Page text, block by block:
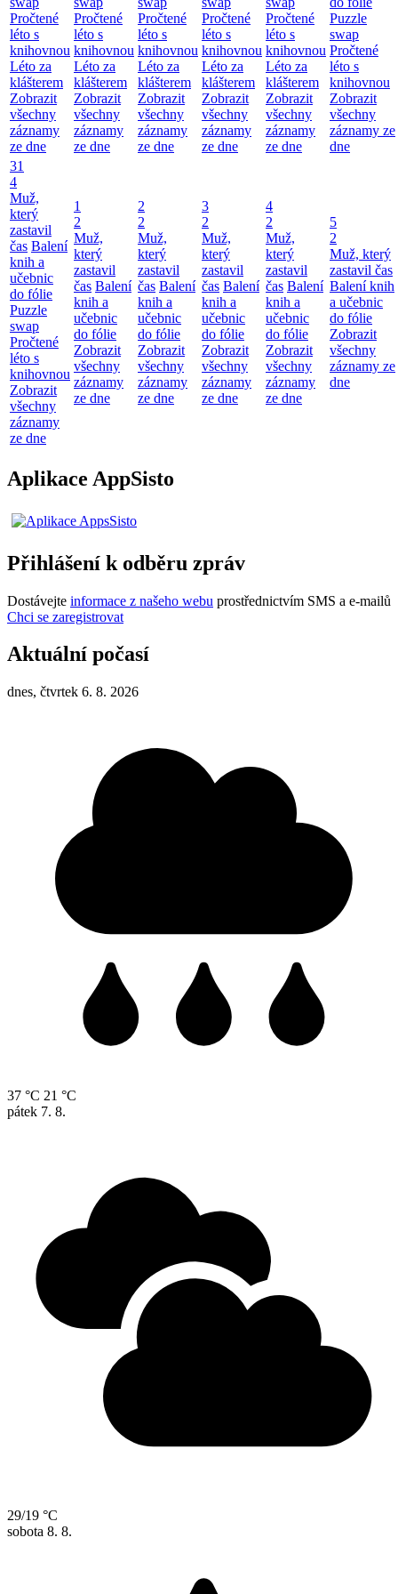
Pročtené
léto s
knihovnou
Léto za
klášterem
Zobrazit
všechny
záznamy
ze dne
Pročtené
léto s
knihovnou
Léto za
klášterem
Zobrazit
všechny
záznamy
ze dne
Pročtené
léto s
knihovnou
Léto za
klášterem
Zobrazit
všechny
záznamy
ze dne
Pročtené
léto s
knihovnou
Léto za
klášterem
Zobrazit
všechny
záznamy
ze dne
Pročtené
léto s
knihovnou
Léto za
klášterem
Zobrazit
všechny
záznamy
ze dne
Puzzle
swap
Pročtené
léto s
knihovnou
Zobrazit
všechny
záznamy ze
dne
31
4
Muž,
který
zastavil
čas Balení
knih a
učebnic
do fólie
Puzzle
swap
Pročtené
léto s
knihovnou
Zobrazit
všechny
záznamy
ze dne
1
2
Muž,
který
zastavil
čas Balení
knih a
učebnic
do fólie
Zobrazit
všechny
záznamy
ze dne
2
2
Muž,
který
zastavil
čas Balení
knih a
učebnic
do fólie
Zobrazit
všechny
záznamy
ze dne
3
2
Muž,
který
zastavil
čas Balení
knih a
učebnic
do fólie
Zobrazit
všechny
záznamy
ze dne
4
2
Muž,
který
zastavil
čas Balení
knih a
učebnic
do fólie
Zobrazit
všechny
záznamy
ze dne
5
2
Muž, který
zastavil čas
Balení knih
a učebnic
do fólie
Zobrazit
všechny
záznamy ze
dne
Aplikace AppSisto
Přihlášení k odběru zpráv
Dostávejte informace z našeho webu prostřednictvím SMS a e-mailů
Chci se zaregistrovat
Aktuální počasí
dnes, čtvrtek 6. 8. 2026
37 °C 21 °C
pátek 7. 8.
29/19 °C
sobota 8. 8.